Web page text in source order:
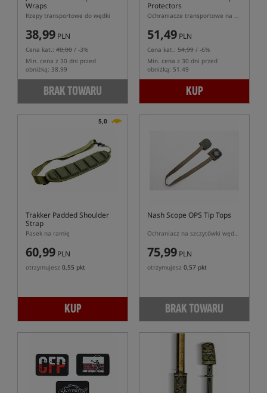
Wraps
Rzepy transportowe do wędki
38,99 PLN
Cena kat.: 40,00 / -3%
Min. cena z 30 dni przed
obniżką: 38.99
BRAK TOWARU
Protectors
Ochraniacze transportowe na wędkę
51,49 PLN
Cena kat.: 54,99 / -6%
Min. cena z 30 dni przed
obniżką: 51.49
KUP
5,0
Trakker Padded Shoulder
Strap
Pasek na ramię
60,99 PLN
otrzymujesz 0,55 pkt
KUP
Nash Scope OPS Tip Tops
Ochraniacz na szczytówki wędek Scope
75,99 PLN
otrzymujesz 0,57 pkt
BRAK TOWARU